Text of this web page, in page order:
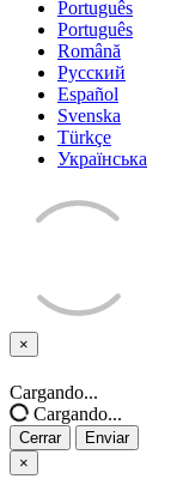
Português
Português
Română
Русский
Español
Svenska
Türkçe
Українська
×
Cerrar
Cargando...
Cargando...
Cerrar
Enviar
×